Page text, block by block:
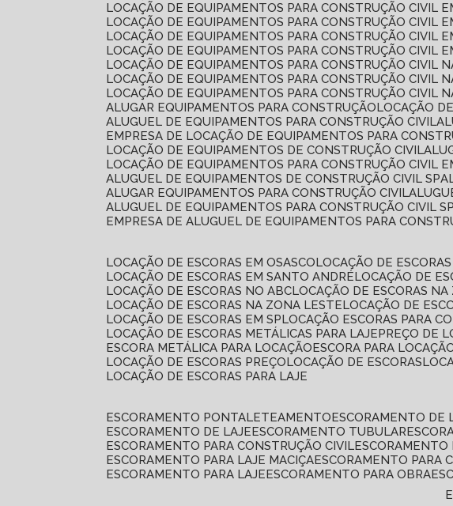
LOCAÇÃO DE EQUIPAMENTOS PARA CONSTRUÇÃO CIVIL
LOCAÇÃO DE EQUIPAMENTOS PARA CONSTRUÇÃO CIVIL
LOCAÇÃO DE EQUIPAMENTOS PARA CONSTRUÇÃO CIVIL
LOCAÇÃO DE EQUIPAMENTOS PARA CONSTRUÇÃO CIVIL
LOCAÇÃO DE EQUIPAMENTOS PARA CONSTRUÇÃO CIVIL
LOCAÇÃO DE EQUIPAMENTOS PARA CONSTRUÇÃO CIVIL
LOCAÇÃO DE EQUIPAMENTOS PARA CONSTRUÇÃO CIVIL
ALUGAR EQUIPAMENTOS PARA CONSTRUÇÃO LOCAÇÃO
ALUGUEL DE EQUIPAMENTOS PARA CONSTRUÇÃO CIVIL
EMPRESA DE LOCAÇÃO DE EQUIPAMENTOS PARA
LOCAÇÃO DE EQUIPAMENTOS DE CONSTRUÇÃO CIVIL
LOCAÇÃO DE EQUIPAMENTOS PARA CONSTRUÇÃO CIVIL
ALUGUEL DE EQUIPAMENTOS DE CONSTRUÇÃO CIVIL SP
ALUGAR EQUIPAMENTOS PARA CONSTRUÇÃO CIVIL
ALUGUEL DE EQUIPAMENTOS PARA CONSTRUÇÃO CIVIL SP
EMPRESA DE ALUGUEL DE EQUIPAMENTOS PARA
LOCAÇÃO DE ESCORAS EM OSASCO LOCAÇÃO DE
LOCAÇÃO DE ESCORAS EM SANTO ANDRÉ LOCAÇÃO DE
LOCAÇÃO DE ESCORAS NO ABC LOCAÇÃO DE ESCORAS
LOCAÇÃO DE ESCORAS NA ZONA LESTE LOCAÇÃO DE
LOCAÇÃO DE ESCORAS EM SP LOCAÇÃO ESCORAS PARA
LOCAÇÃO DE ESCORAS METÁLICAS PARA LAJE
PREÇO DE
ESCORA METÁLICA PARA LOCAÇÃO
ESCORA PARA
LOCAÇÃO DE ESCORAS PREÇO LOCAÇÃO DE ESCORAS
LOCAÇÃO DE ESCORAS PARA LAJE
ESCORAMENTO PONTALETEAMENTO
ESCORAMENTO
ESCORAMENTO DE LAJE
ESCORAMENTO TUBULAR
ESCORAMENTO PARA CONSTRUÇÃO CIVIL
ESCORAMENTO PARA LAJE MACIÇA ESCORAMENTO PARA
ESCORAMENTO PARA LAJE
ESCORAMENTO PARA OBRA